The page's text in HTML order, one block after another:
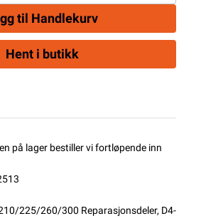
til Handlekurv
Hent i butikk
på lager bestiller vi fortløpende inn
225/260/300 Reparasjonsdeler, D4-